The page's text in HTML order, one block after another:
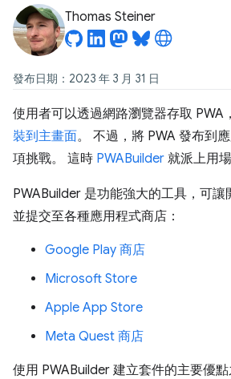
Thomas Steiner
發布日期：2023 年 3 月 31 日
使用者可以透過網路瀏覽器存取 PWA
裝到主畫面。 不過，將 PWA 發布到
項挑戰。 這時 PWABuilder 就派上用場
PWABuilder 是功能強大的工具，可讓
並提交至各種應用程式商店：
Google Play 商店
Microsoft Store
Apple App Store
Meta Quest 商店
使用 PWABuilder 建立套件的主要優